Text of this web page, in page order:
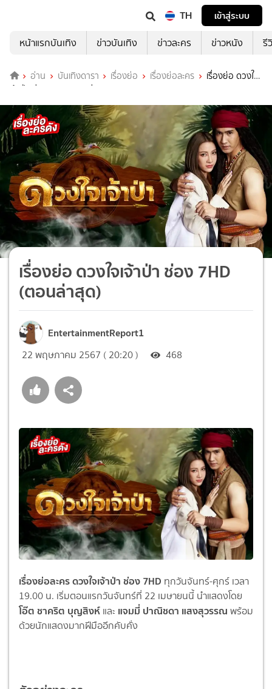
TH
เข้าสู่ระบบ
หน้าแรกบันเทิง
ข่าวบันเทิง ข่าวละคร ข่าวหนัง รี
อ่าน บันเทิงดารา เรื่องย่อ เรื่องย่อละคร
เรื่องย่อ ดวงใจ
เจ้าป่า ช่อง 7HD (ตอนล่าสุด)
เรื่องย่อ ดวงใจเจ้าป่า ช่อง 7HD
(ตอนล่าสุด)
EntertainmentReport1
22 พฤษภาคม 2567 ( 20:20 ) 468
เรื่องย่อละคร ดวงใจเจ้าป่า ช่อง 7HD ทุกวันจันทร์-ศุกร์ เวลา
19.00 น. เริ่มตอนแรกวันจันทร์ที่ 22 เมษายนนี้ นำแสดงโดย
โอ๊ต ชาคริต บุญสิงห์ และ แจมมี่ ปาณิชดา แสงสุวรรณ พร้อม
ด้วยนักแสดงมากฝีมืออีกคับคั่ง